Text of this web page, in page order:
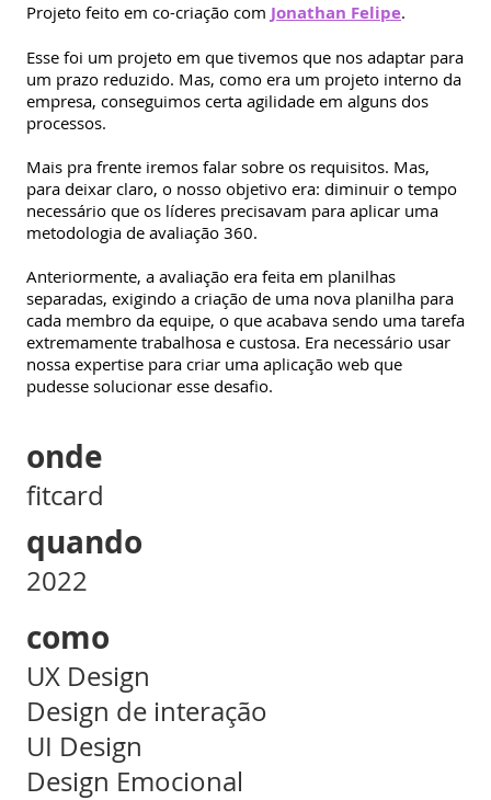
como
UX Design
Design de interação
UI Design
Design Emocional
quando
2022
onde
fitcard
Projeto feito em co-criação com Jonathan Felipe.
Esse foi um projeto em que tivemos que nos adaptar para
um prazo reduzido. Mas, como era um projeto interno da
empresa, conseguimos certa agilidade em alguns dos
processos.
Mais pra frente iremos falar sobre os requisitos. Mas,
para deixar claro, o nosso objetivo era: diminuir o tempo
necessário que os líderes precisavam para aplicar uma
metodologia de avaliação 360.
Anteriormente, a avaliação era feita em planilhas
separadas, exigindo a criação de uma nova planilha para
cada membro da equipe, o que acabava sendo uma tarefa
extremamente trabalhosa e custosa. Era necessário usar
nossa expertise para criar uma aplicação web que
pudesse solucionar esse desafio.